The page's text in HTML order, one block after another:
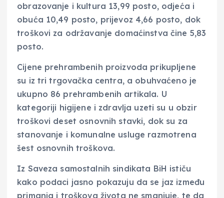
obrazovanje i kultura 13,99 posto, odjeća i
obuća 10,49 posto, prijevoz 4,66 posto, dok
troškovi za održavanje domaćinstva čine 5,83
posto.
Cijene prehrambenih proizvoda prikupljene
su iz tri trgovačka centra, a obuhvaćeno je
ukupno 86 prehrambenih artikala. U
kategoriji higijene i zdravlja uzeti su u obzir
troškovi deset osnovnih stavki, dok su za
stanovanje i komunalne usluge razmotrena
šest osnovnih troškova.
Iz Saveza samostalnih sindikata BiH ističu
kako podaci jasno pokazuju da se jaz između
primanja i troškova života ne smanjuje, te da